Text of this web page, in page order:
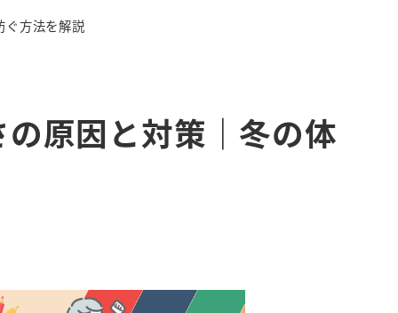
ぐ方法を解説
原因と対策｜冬の体